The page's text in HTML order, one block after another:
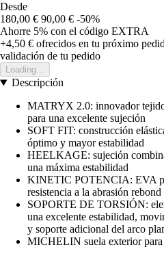
Desde
180,00 € 90,00 € -50%
Ahorre 5% con el código EXTRA
+4,50 € ofrecidos en tu próximo
validación de tu pedido
Loading...
Descripción
MATRYX 2.0: innovador
para una excelente sujeción
SOFT FIT: construcción
óptimo y mayor estabilidad
HEELKAGE: sujeción
una máxima estabilidad
KINETIC POTENCIA: EVA
resistencia a la abrasión rebond
SOPORTE DE TORSIÓN:
una excelente estabilidad,
y soporte adicional del arco
MICHELIN suela exterior para